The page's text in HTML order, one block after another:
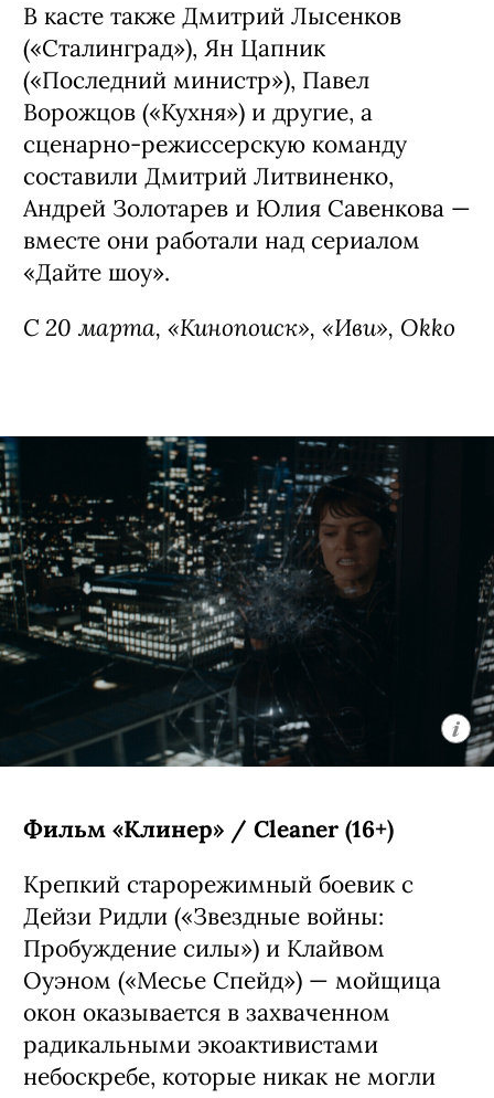
В касте также Дмитрий Лысенков
(«Сталинград»), Ян Цапник
(«Последний министр»), Павел
Ворожцов («Кухня») и другие, а
сценарно-режиссерскую команду
составили Дмитрий Литвиненко,
Андрей Золотарев и Юлия Савенкова —
вместе они работали над сериалом
«Дайте шоу».
C 20 марта, «Кинопоиск», «Иви», Okko
Фильм «Клинер» / Cleaner (16+)
Крепкий старорежимный боевик с
Дейзи Ридли («Звездные войны:
Пробуждение силы») и Клайвом
Оуэном («Месье Спейд») — мойщица
окон оказывается в захваченном
радикальными экоактивистами
небоскребе, которые никак не могли